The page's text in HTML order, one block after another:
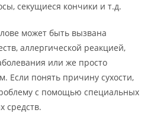
секущиеся кончики и т.д.
может быть вызвана
аллергической реакцией,
или же просто
Если понять причину сухости,
с помощью специальных
средств.